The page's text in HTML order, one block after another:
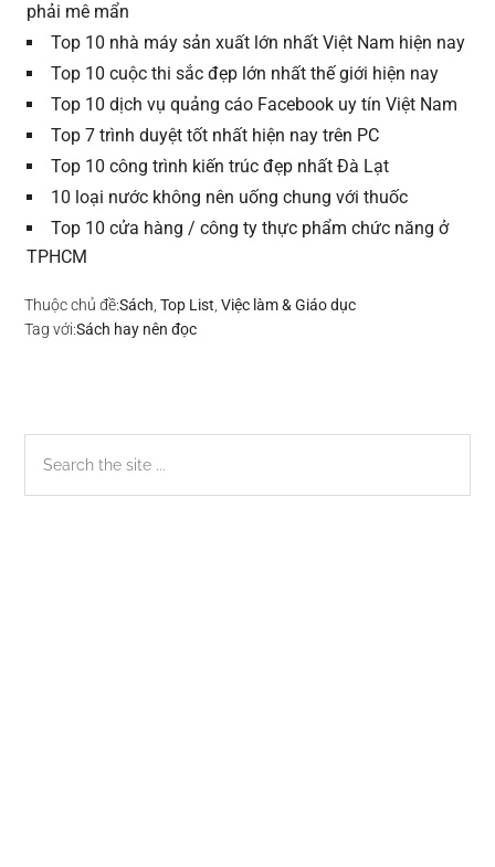
phải mê mẩn
Top 10 nhà máy sản xuất lớn nhất Việt Nam hiện nay
Top 10 cuộc thi sắc đẹp lớn nhất thế giới hiện nay
Top 10 dịch vụ quảng cáo Facebook uy tín Việt Nam
Top 7 trình duyệt tốt nhất hiện nay trên PC
Top 10 công trình kiến trúc đẹp nhất Đà Lạt
10 loại nước không nên uống chung với thuốc
Top 10 cửa hàng / công ty thực phẩm chức năng ở
TPHCM
Thuộc chủ đề:Sách ,Top List ,Việc làm & Giáo dục
Tag với:Sách hay nên đọc
Sidebar
chính
the